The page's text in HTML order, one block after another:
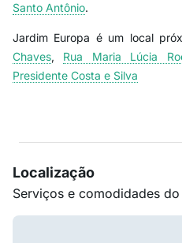
Santo Antônio.
Jardim Europa é um local
Chaves, Rua Maria Lúcia
Presidente Costa e Silva
Localização
Serviços e comodidades